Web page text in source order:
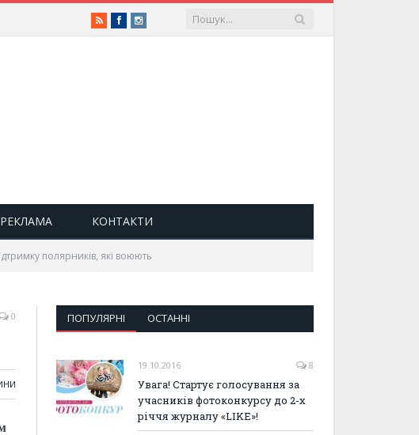
RSSFacebookInstagram
РЕКЛАМА КОНТАКТИ
полярників, які воюють
0 ПОПУЛЯРНІ ОСТАННІ
19.10.2016 8
Увага! Стартує голосування за
учасників фотоконкурсу до 2-х
річчя журналу «LIKE»!